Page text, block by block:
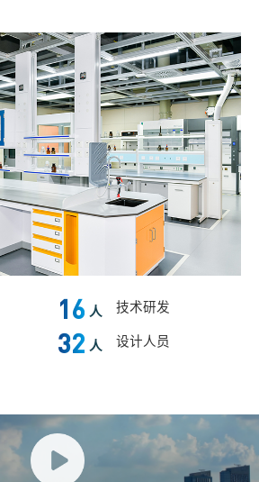
16 人 技术研发
32 人 设计人员